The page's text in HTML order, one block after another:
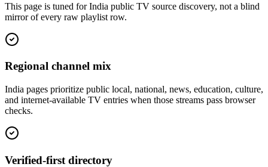
This page is tuned for India public TV source discovery, not a blind
mirror of every raw playlist row.
Regional channel mix
India pages prioritize public local, national, news, education, culture,
and internet-available TV entries when those streams pass browser
checks.
Verified-first directory